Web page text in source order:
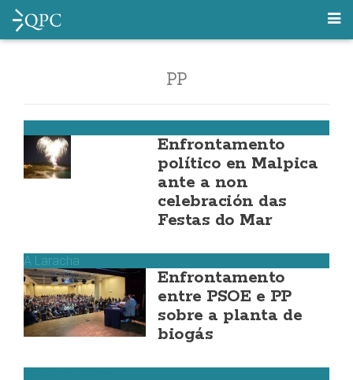
PP
Enfrontamento
político en Malpica
ante a non
celebración das
Festas do Mar
A Laracha
Enfrontamento
entre PSOE e PP
sobre a planta de
biogás